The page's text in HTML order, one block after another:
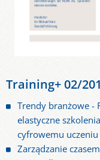
Training+ 02/
Trendy branżowe -
elastyczne
cyfrowemu uczeniu
Zarządzanie